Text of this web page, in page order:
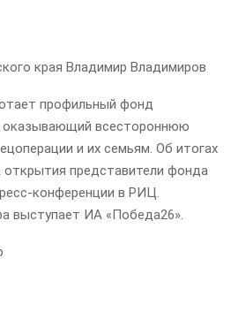
края Владимир Владимиров
профильный фонд
оказывающий всестороннюю
и их семьям. Об итогах
представители фонда
конференции в РИЦ.
выступает ИА «Победа26».